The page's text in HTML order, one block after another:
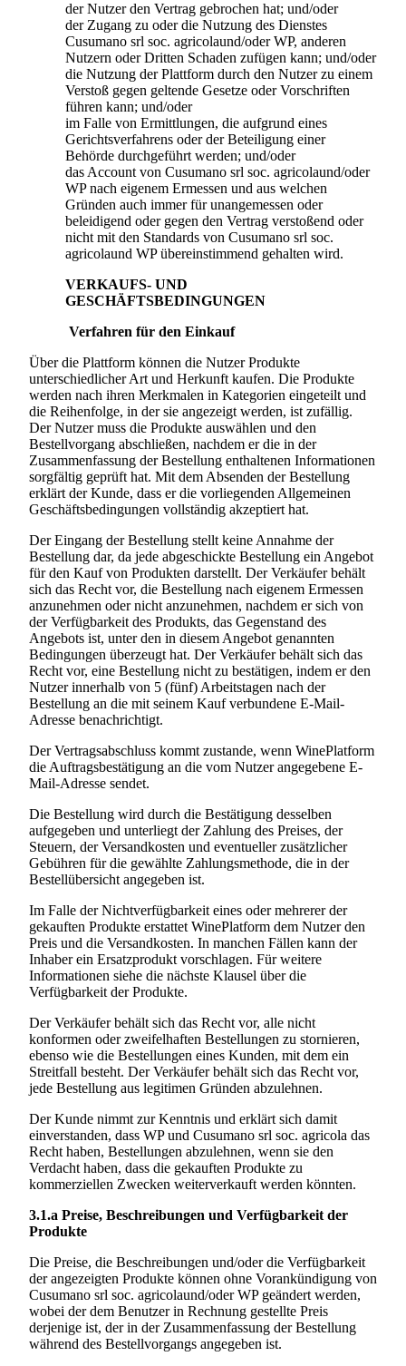
der Nutzer den Vertrag gebrochen hat; und/oder
der Zugang zu oder die Nutzung des Dienstes
Cusumano srl soc. agricolaund/oder WP, anderen
Nutzern oder Dritten Schaden zufügen kann; und/oder
die Nutzung der Plattform durch den Nutzer zu einem
Verstoß gegen geltende Gesetze oder Vorschriften
führen kann; und/oder
im Falle von Ermittlungen, die aufgrund eines
Gerichtsverfahrens oder der Beteiligung einer
Behörde durchgeführt werden; und/oder
das Account von Cusumano srl soc. agricolaund/oder
WP nach eigenem Ermessen und aus welchen
Gründen auch immer für unangemessen oder
beleidigend oder gegen den Vertrag verstoßend oder
nicht mit den Standards von Cusumano srl soc.
agricolaund WP übereinstimmend gehalten wird.
VERKAUFS- UND
GESCHÄFTSBEDINGUNGEN
Verfahren für den Einkauf
Über die Plattform können die Nutzer Produkte
unterschiedlicher Art und Herkunft kaufen. Die Produkte
werden nach ihren Merkmalen in Kategorien eingeteilt und
die Reihenfolge, in der sie angezeigt werden, ist zufällig.
Der Nutzer muss die Produkte auswählen und den
Bestellvorgang abschließen, nachdem er die in der
Zusammenfassung der Bestellung enthaltenen Informationen
sorgfältig geprüft hat. Mit dem Absenden der Bestellung
erklärt der Kunde, dass er die vorliegenden Allgemeinen
Geschäftsbedingungen vollständig akzeptiert hat.
Der Eingang der Bestellung stellt keine Annahme der
Bestellung dar, da jede abgeschickte Bestellung ein Angebot
für den Kauf von Produkten darstellt. Der Verkäufer behält
sich das Recht vor, die Bestellung nach eigenem Ermessen
anzunehmen oder nicht anzunehmen, nachdem er sich von
der Verfügbarkeit des Produkts, das Gegenstand des
Angebots ist, unter den in diesem Angebot genannten
Bedingungen überzeugt hat. Der Verkäufer behält sich das
Recht vor, eine Bestellung nicht zu bestätigen, indem er den
Nutzer innerhalb von 5 (fünf) Arbeitstagen nach der
Bestellung an die mit seinem Kauf verbundene E-Mail-
Adresse benachrichtigt.
Der Vertragsabschluss kommt zustande, wenn WinePlatform
die Auftragsbestätigung an die vom Nutzer angegebene E-
Mail-Adresse sendet.
Die Bestellung wird durch die Bestätigung desselben
aufgegeben und unterliegt der Zahlung des Preises, der
Steuern, der Versandkosten und eventueller zusätzlicher
Gebühren für die gewählte Zahlungsmethode, die in der
Bestellübersicht angegeben ist.
Im Falle der Nichtverfügbarkeit eines oder mehrerer der
gekauften Produkte erstattet WinePlatform dem Nutzer den
Preis und die Versandkosten. In manchen Fällen kann der
Inhaber ein Ersatzprodukt vorschlagen. Für weitere
Informationen siehe die nächste Klausel über die
Verfügbarkeit der Produkte.
Der Verkäufer behält sich das Recht vor, alle nicht
konformen oder zweifelhaften Bestellungen zu stornieren,
ebenso wie die Bestellungen eines Kunden, mit dem ein
Streitfall besteht. Der Verkäufer behält sich das Recht vor,
jede Bestellung aus legitimen Gründen abzulehnen.
Der Kunde nimmt zur Kenntnis und erklärt sich damit
einverstanden, dass WP und Cusumano srl soc. agricola das
Recht haben, Bestellungen abzulehnen, wenn sie den
Verdacht haben, dass die gekauften Produkte zu
kommerziellen Zwecken weiterverkauft werden könnten.
3.1.a Preise, Beschreibungen und Verfügbarkeit der
Produkte
Die Preise, die Beschreibungen und/oder die Verfügbarkeit
der angezeigten Produkte können ohne Vorankündigung von
Cusumano srl soc. agricolaund/oder WP geändert werden,
wobei der dem Benutzer in Rechnung gestellte Preis
derjenige ist, der in der Zusammenfassung der Bestellung
während des Bestellvorgangs angegeben ist.